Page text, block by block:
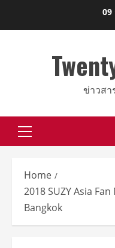
09
ข่าวสา
Primary
Home
2018 SUZY Asia Fan
Bangkok